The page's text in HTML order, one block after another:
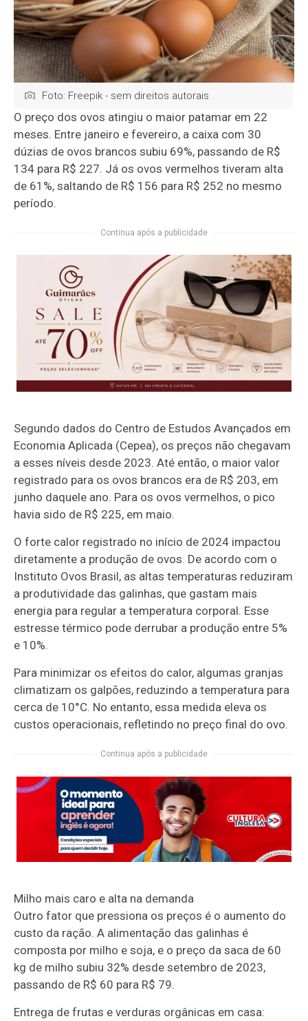
Foto: Freepik - sem direitos autorais
O preço dos ovos atingiu o maior patamar em 22
meses. Entre janeiro e fevereiro, a caixa com 30
dúzias de ovos brancos subiu 69%, passando de R$
134 para R$ 227. Já os ovos vermelhos tiveram alta
de 61%, saltando de R$ 156 para R$ 252 no mesmo
período.
Continua após a publicidade
Segundo dados do Centro de Estudos Avançados em
Economia Aplicada (Cepea), os preços não chegavam
a esses níveis desde 2023. Até então, o maior valor
registrado para os ovos brancos era de R$ 203, em
junho daquele ano. Para os ovos vermelhos, o pico
havia sido de R$ 225, em maio.
O forte calor registrado no início de 2024 impactou
diretamente a produção de ovos. De acordo com o
Instituto Ovos Brasil, as altas temperaturas reduziram
a produtividade das galinhas, que gastam mais
energia para regular a temperatura corporal. Esse
estresse térmico pode derrubar a produção entre 5%
e 10%.
Para minimizar os efeitos do calor, algumas granjas
climatizam os galpões, reduzindo a temperatura para
cerca de 10°C. No entanto, essa medida eleva os
custos operacionais, refletindo no preço final do ovo.
Continua após a publicidade
Milho mais caro e alta na demanda
Outro fator que pressiona os preços é o aumento do
custo da ração. A alimentação das galinhas é
composta por milho e soja, e o preço da saca de 60
kg de milho subiu 32% desde setembro de 2023,
passando de R$ 60 para R$ 79.
Entrega de frutas e verduras orgânicas em casa: